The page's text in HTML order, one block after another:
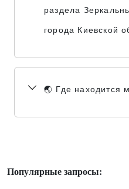
раздела
города Киевской
🌏 Где находится
Популярные запросы: